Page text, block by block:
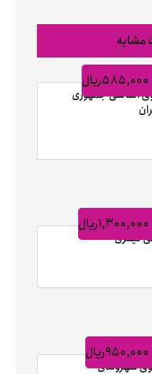
مشابه
اساسی جمهوری
۵۸۵,۰۰۰ریال
کیفری
۱,۳۰۰,۰۰۰ریال
شهروندی
۹۵۰,۰۰۰ریال